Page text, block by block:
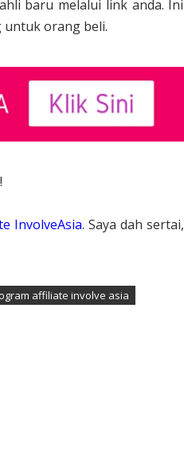
baru melalui link anda. Ini
untuk orang beli.
InvolveAsia. Saya dah sertai,
affiliate involve asia